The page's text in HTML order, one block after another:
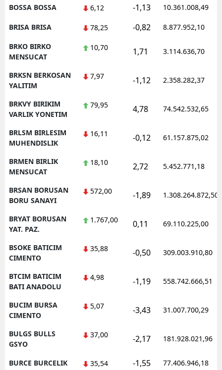
BOSSA BOSSA 6,12 -1,13 10.361.008,49
BRISA BRISA 78,25 -0,82 8.877.952,10
BRKO BIRKO
MENSUCAT
10,70 1,71 3.114.636,70
BRKSN BERKOSAN
YALITIM
7,97 -1,12 2.358.282,37
BRKVY BIRIKIM
VARLIK YONETIM
79,95 4,78 74.542.532,65
BRLSM BIRLESIM
MUHENDISLIK
16,11 -0,12 61.157.875,02
BRMEN BIRLIK
MENSUCAT
18,10 2,72 5.452.771,18
BRSAN BORUSAN
BORU SANAYI
572,00 -1,89 1.308.264.872,50
BRYAT BORUSAN
YAT. PAZ.
1.767,00 0,11 69.110.225,00
BSOKE BATICIM
CIMENTO
35,88 -0,50 309.003.910,80
BTCIM BATICIM
BATI ANADOLU
4,98 -1,19 558.742.666,51
BUCIM BURSA
CIMENTO
5,07 -3,43 31.007.700,29
BULGS BULLS
GSYO
37,00 -2,17 181.928.021,96
BURCE BURCELIK 35,54 -1,55 77.406.946,18